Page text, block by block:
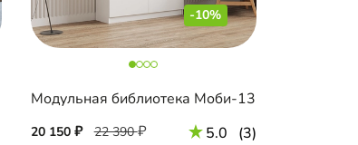
-10%
Модульная библиотека Моби-13
20 150 22 390 5.0 (3)